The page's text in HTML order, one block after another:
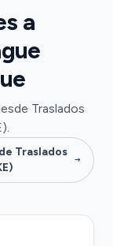
a
Traslados
Traslados